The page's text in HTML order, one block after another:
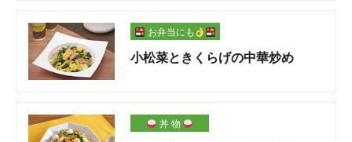
お弁当にも
小松菜ときくらげの中華炒め
丼 物